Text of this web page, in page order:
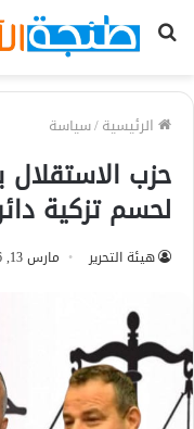
بحث
الرئيسية/سياسة
حزب الاستقلال
لحسم تزكية
هيئة التحرير مارس 13, 2026